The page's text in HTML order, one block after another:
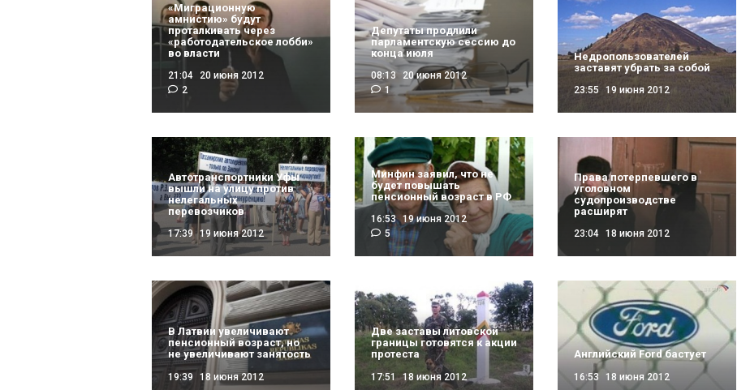
«Миграционную
амнистию» будут
проталкивать через
«работодательское лобби»
во власти
21:04
20 июня 2012
2
Депутаты продлили
парламентскую сессию до
конца июля
08:13
20 июня 2012
1
Недропользователей
заставят убрать за собой
23:55 19 июня 2012
Автотранспортники Уфы
вышли на улицу против
нелегальных
перевозчиков
17:39 19 июня 2012
Минфин заявил, что не
будет повышать
пенсионный возраст в РФ
16:53 19 июня 2012
5
Права потерпевшего в
уголовном
судопроизводстве
расширят
23:04 18 июня 2012
В Латвии увеличивают
пенсионный возраст, но
не увеличивают занятость
19:39 18 июня 2012
Две заставы литовской
границы готовятся к акции
протеста
17:51 18 июня 2012
Английский Ford бастует
16:53 18 июня 2012